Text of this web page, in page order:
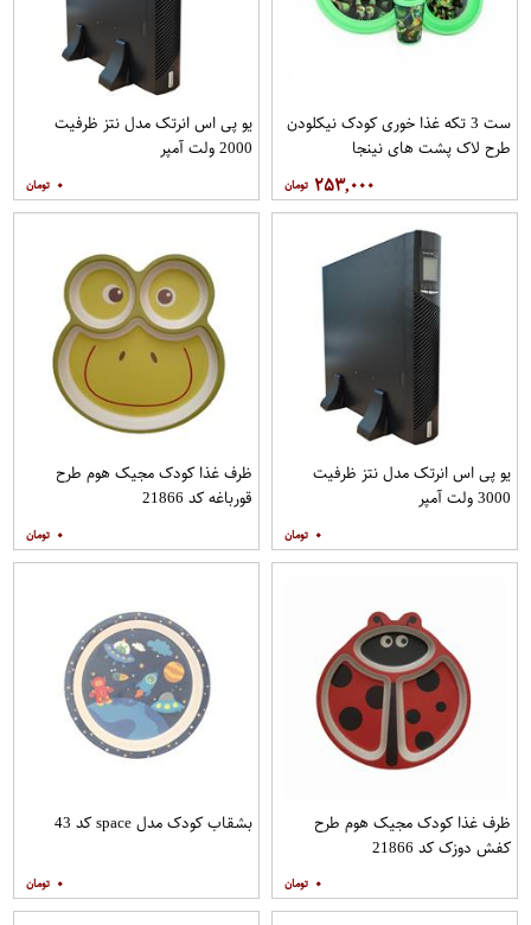
ست 3 تکه غذا خوری کودک نیکلودن
طرح لاک پشت های نینجا
۲۵۳,۰۰۰
یو پی اس انرتک مدل نتز ظرفیت
2000 ولت آمپر
۰
یو پی اس انرتک مدل نتز ظرفیت
3000 ولت آمپر
۰
ظرف غذا کودک مجیک هوم طرح
قورباغه کد 21866
۰
ظرف غذا کودک مجیک هوم طرح
کفش دوزک کد 21866
۰
بشقاب کودک مدل space کد 43
۰